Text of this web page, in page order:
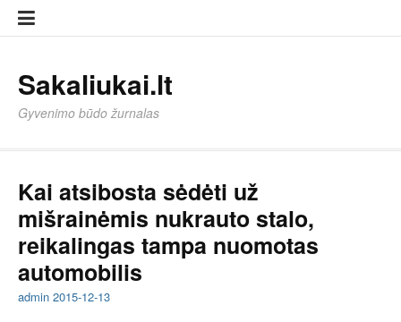
prie
Page
Page
Sakaliukai.lt
Gyvenimo būdo žurnalas
Kai atsibosta sėdėti už
mišrainėmis nukrauto stalo,
reikalingas tampa nuomotas
automobilis
admin 2015-12-13